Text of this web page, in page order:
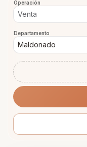
Operación
Departamento